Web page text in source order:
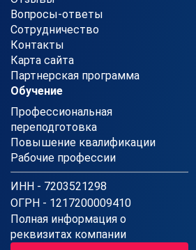
Вопросы-ответы
Сотрудничество
Контакты
Карта сайта
Партнерская программа
Обучение
Профессиональная
переподготовка
Повышение квалификации
Рабочие профессии
ИНН - 7203521298
ОГРН - 1217200009410
Полная информация о
реквизитах компании